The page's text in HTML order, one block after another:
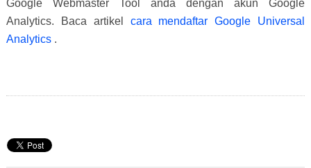
Google Webmaster Tool anda dengan akun Google
Analytics. Baca artikel cara mendaftar Google Universal
Analytics .